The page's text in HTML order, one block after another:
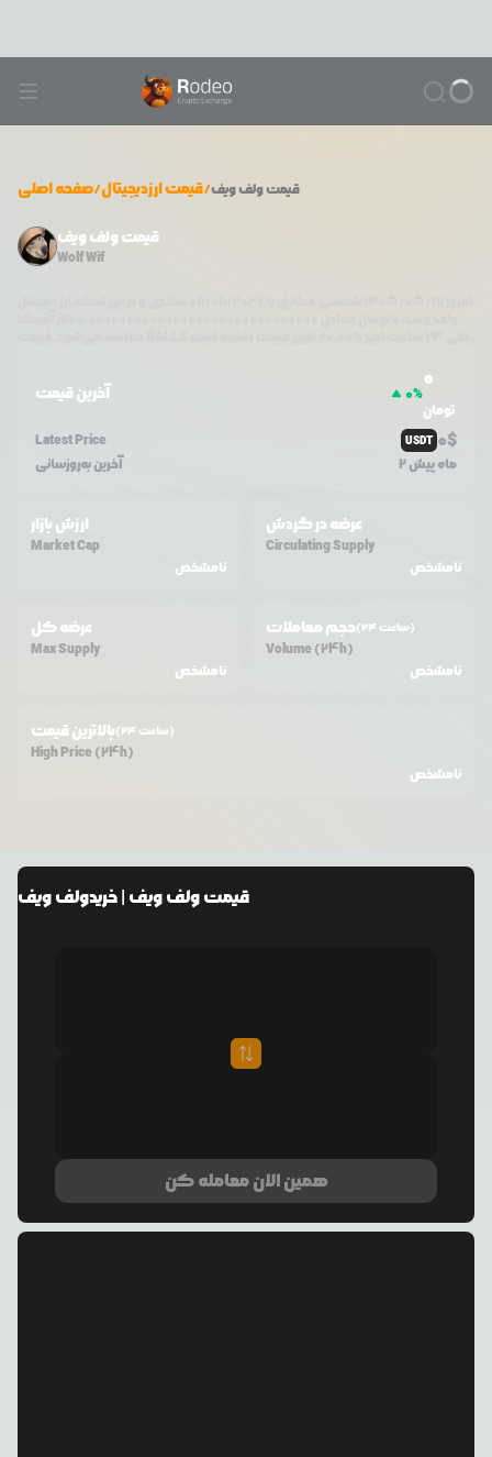
صفحه اصلی/قیمت ارزدیجیتال/ قیمتولف ویف
قیمت ولف ویف
Wolf Wif
آخرین قیمت 0%
0
تومان
Latest Price
USDT 0$
آخرین به‌روزسانی 2 ماه پیش
ارزش بازار
Market Cap
نامشخص
عرضه در گردش
Circulating Supply
نامشخص
عرضه کل
Max Supply
نامشخص
حجم معاملات (24 ساعت)
Volume (24h)
نامشخص
بالاترین قیمت (24 ساعت)
High Price (24h)
نامشخص
قیمتولف ویف | خریدولف ویف
همین الان معامله کن